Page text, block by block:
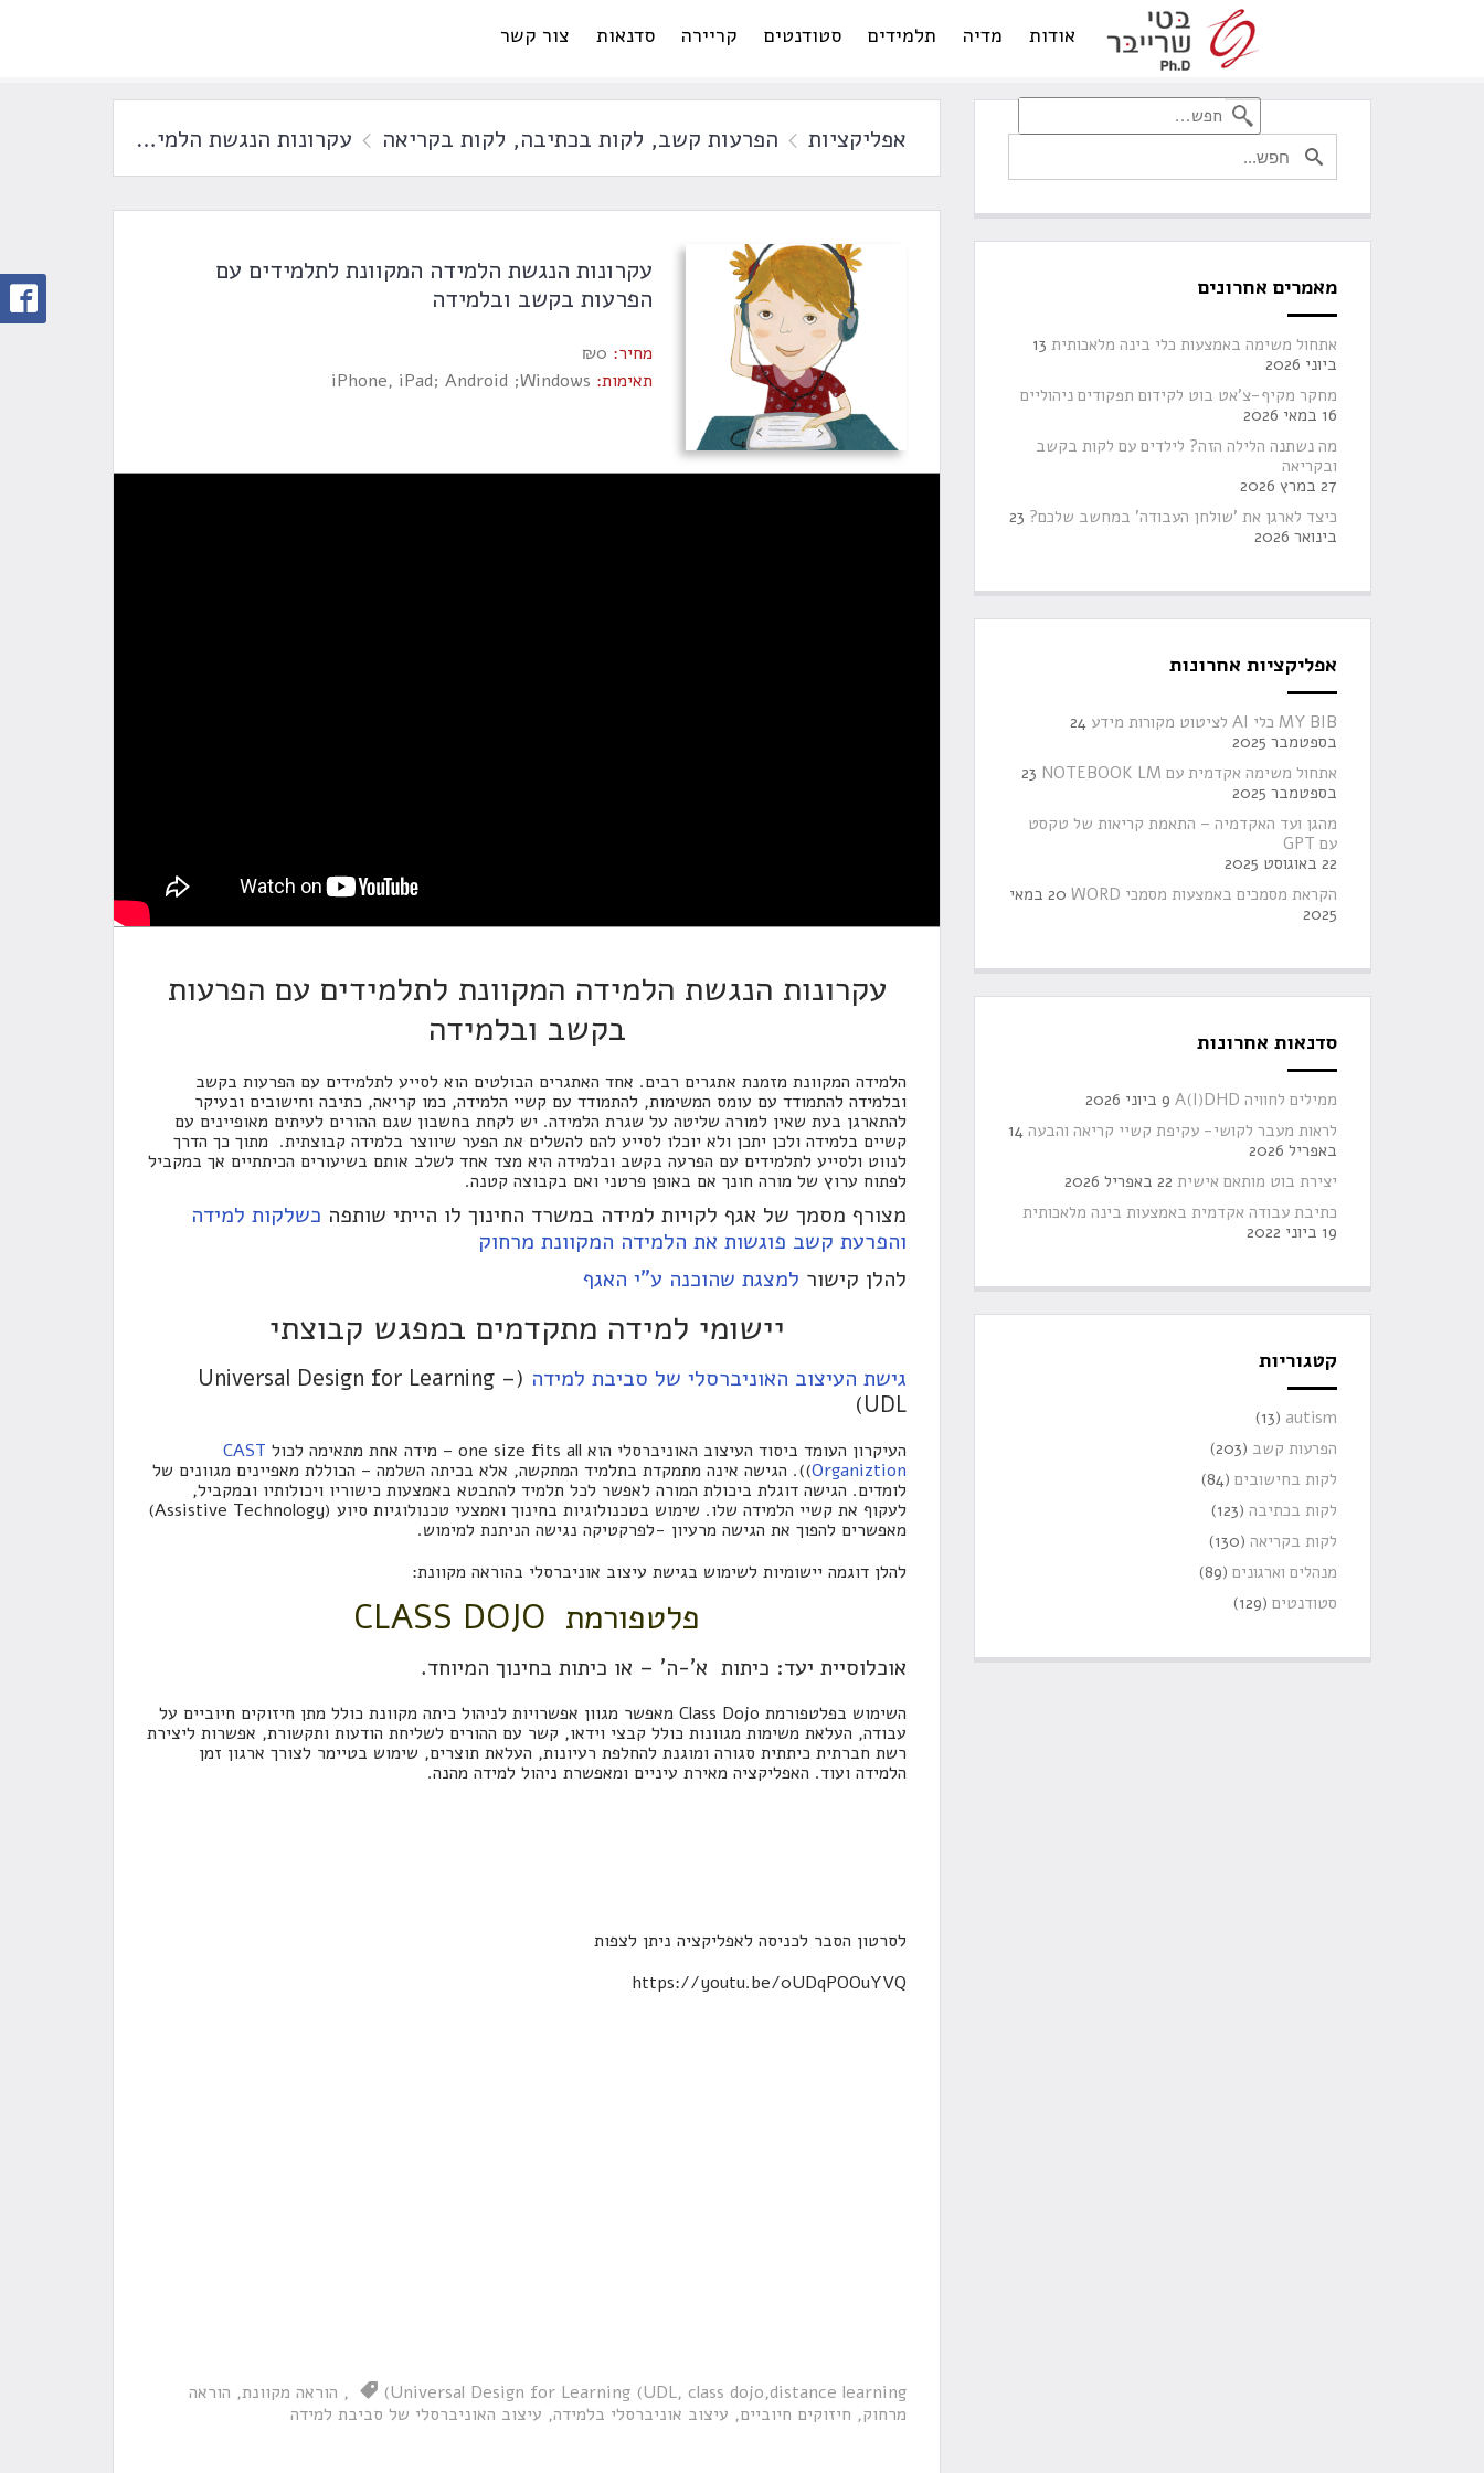
אודות מדיה תלמידים סטודנטים קריירה סדנאות צור קשר
אפליקציות הפרעות קשב, לקות בכתיבה, לקות בקריאה עקרונות הנגשת הלמידה המקוונת לתלמידים עם הפרעות בקשב ובלמידה
עקרונות הנגשת הלמידה המקוונת לתלמידים עם
הפרעות בקשב ובלמידה
מחיר: ₪0
תאימות: iPhone, iPad; Android ;Windows
עקרונות הנגשת הלמידה המקוונת לתלמידים עם הפרעות
בקשב ובלמידה
הלמידה המקוונת מזמנת אתגרים רבים. אחד האתגרים הבולטים הוא לסייע לתלמידים עם הפרעות בקשב
ובלמידה להתמודד עם עומס המשימות, להתמודד עם קשיי הלמידה, כמו קריאה, כתיבה וחישובים ובעיקר
להתארגן בעת שאין למורה שליטה על שגרת הלמידה. יש לקחת בחשבון שגם ההורים לעיתים מאופיינים עם
קשיים בלמידה ולכן יתכן ולא יוכלו לסייע להם להשלים את הפער שיווצר בלמידה קבוצתית. מתוך כך הדרך
לנווט ולסייע לתלמידים עם הפרעה בקשב ובלמידה היא מצד אחד לשלב אותם בשיעורים הכיתתיים אך במקביל
לפתוח ערוץ של מורה חונך אם באופן פרטני ואם בקבוצה קטנה.
מצורף מסמך של אגף לקויות למידה במשרד החינוך לו הייתי שותפה כשלקות למידה
והפרעת קשב פוגשות את הלמידה המקוונת מרחוק
להלן קישור למצגת שהוכנה ע"י האגף
יישומי למידה מתקדמים במפגש קבוצתי
גישת העיצוב האוניברסלי של סביבת למידה (
Universal Design for Learning –
UDL
)
העיקרון העומד ביסוד העיצוב האוניברסלי הוא one size fits all – מידה אחת מתאימה לכול
CAST
Organiztion)). הגישה אינה מתמקדת בתלמיד המתקשה, אלא בכיתה השלמה – הכוללת מאפיינים מגוונים של
לומדים. הגישה דוגלת ביכולת המורה לאפשר לכל תלמיד להתבטא באמצעות כישוריו ויכולותיו ובמקביל,
לעקוף את קשיי הלמידה שלו. שימוש בטכנולוגיות בחינוך ואמצעי טכנולוגיות סיוע (Assistive Technology)
מאפשרים להפוך את הגישה מרעיון -לפרקטיקה נגישה הניתנת למימוש.
להלן דוגמה יישומיות לשימוש בגישת עיצוב אוניברסלי בהוראה מקוונת:
פלטפורמת CLASS DOJO
אוכלוסיית יעד: כיתות א'-ה' – או כיתות בחינוך המיוחד.
השימוש בפלטפורמת Class Dojo מאפשר מגוון אפשרויות לניהול כיתה מקוונת כולל מתן חיזוקים חיוביים על
עבודה, העלאת משימות מגוונות כולל קבצי וידאו, קשר עם ההורים לשליחת הודעות ותקשורת, אפשרות ליצירת
רשת חברתית כיתתית סגורה ומוגנת להחלפת רעיונות, העלאת תוצרים, שימוש בטיימר לצורך ארגון זמן
הלמידה ועוד. האפליקציה מאירת עיניים ומאפשרת ניהול למידה מהנה.
לסרטון הסבר לכניסה לאפליקציה ניתן לצפות
https://youtu.be/0UDqPOOuYVQ
(Universal Design for Learning (UDL class dojo distance learning הוראה מקוונת הוראה
מרחוק חיזוקים חיוביים עיצוב אוניברסלי בלמידה עיצוב האוניברסלי של סביבת למידה
מאמרים אחרונים
אתחול משימה באמצעות כלי בינה מלאכותית 13
ביוני 2026
מחקר מקיף-צ'אט בוט לקידום תפקודים ניהוליים
16 במאי 2026
מה נשתנה הלילה הזה? לילדים עם לקות בקשב
ובקריאה
27 במרץ 2026
כיצד לארגן את 'שולחן העבודה' במחשב שלכם? 23
בינואר 2026
אפליקציות אחרונות
MY BIB כלי AI לציטוט מקורות מידע
24
בספטמבר 2025
אתחול משימה אקדמית עם NOTEBOOK LM
23
בספטמבר 2025
מהגן ועד האקדמיה – התאמת קריאות של טקסט
עם GPT
22 באוגוסט 2025
הקראת מסמכים באמצעות מסמכי WORD
20 במאי
2025
סדנאות אחרונות
ממילים לחוויה A(I)DHD
9 ביוני 2026
לראות מעבר לקושי- עקיפת קשיי קריאה והבעה 14
באפריל 2026
יצירת בוט מותאם אישית 22 באפריל 2026
כתיבת עבודה אקדמית באמצעות בינה מלאכותית
19 ביוני 2022
קטגוריות
autism
(13)
הפרעות קשב (203)
לקות בחישובים (84)
לקות בכתיבה (123)
לקות בקריאה (130)
מנהלים וארגונים (89)
סטודנטים (129)